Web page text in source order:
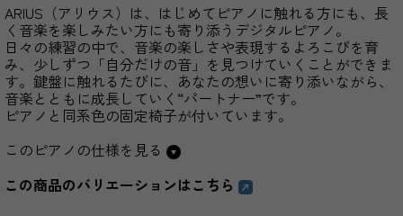
ARIUS（アリウス）は、はじめてピアノに触れる方にも、長
く音楽を楽しみたい方にも寄り添うデジタルピアノ。
日々の練習の中で、音楽の楽しさや表現するよろこびを育
み、少しずつ「自分だけの音」を見つけていくことができま
す。鍵盤に触れるたびに、あなたの想いに寄り添いながら、
音楽とともに成長していく“パートナー”です。
ピアノと同系色の固定椅子が付いています。
このピアノの仕様を見る
この商品のバリエーションはこちら